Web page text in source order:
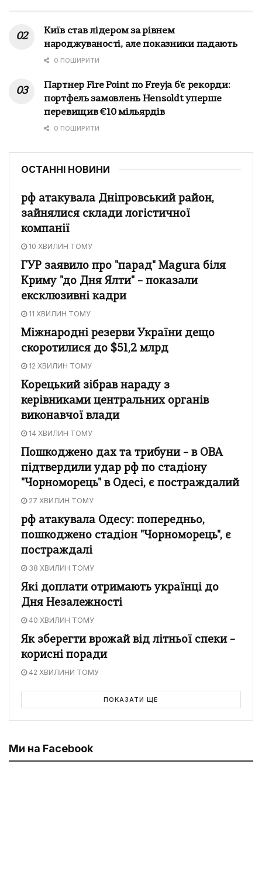
Київ став лідером за рівнем
народжуваності, але показники падають
0 ПОШИРИТИ
Партнер Fire Point по Freyja б'є рекорди:
портфель замовлень Hensoldt уперше
перевищив €10 мільярдів
0 ПОШИРИТИ
ОСТАННІ НОВИНИ
рф атакувала Дніпровський район,
зайнялися склади логістичної
компанії
10 ХВИЛИН ТОМУ
ГУР заявило про "парад" Magura біля
Криму "до Дня Ялти" – показали
ексклюзивні кадри
11 ХВИЛИН ТОМУ
Міжнародні резерви України дещо
скоротилися до $51,2 млрд
12 ХВИЛИН ТОМУ
Корецький зібрав нараду з
керівниками центральних органів
виконавчої влади
14 ХВИЛИН ТОМУ
Пошкоджено дах та трибуни – в ОВА
підтвердили удар рф по стадіону
"Чорноморець" в Одесі, є постраждалий
27 ХВИЛИН ТОМУ
рф атакувала Одесу: попередньо,
пошкоджено стадіон "Чорноморець", є
постраждалі
38 ХВИЛИН ТОМУ
Які доплати отримають українці до
Дня Незалежності
40 ХВИЛИН ТОМУ
Як зберегти врожай від літньої спеки –
корисні поради
42 ХВИЛИНИ ТОМУ
ПОКАЗАТИ ЩЕ
Ми на Facebook